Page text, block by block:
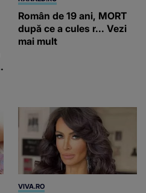
Român de 19 ani, MORT
după ce a cules r... Vezi
mai mult
VIVA.RO